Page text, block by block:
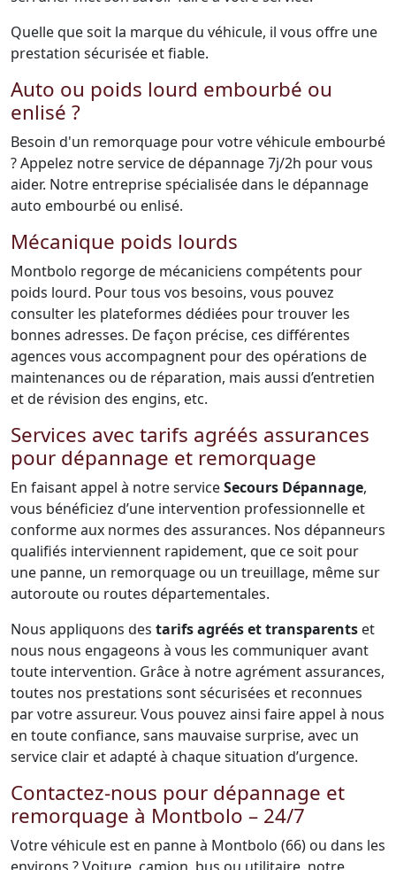
Quelle que soit la marque du véhicule, il vous offre une
prestation sécurisée et fiable.
Auto ou poids lourd embourbé ou
enlisé ?
Besoin d'un remorquage pour votre véhicule embourbé
? Appelez notre service de dépannage 7j/2h pour vous
aider. Notre entreprise spécialisée dans le dépannage
auto embourbé ou enlisé.
Mécanique poids lourds
Montbolo regorge de mécaniciens compétents pour
poids lourd. Pour tous vos besoins, vous pouvez
consulter les plateformes dédiées pour trouver les
bonnes adresses. De façon précise, ces différentes
agences vous accompagnent pour des opérations de
maintenances ou de réparation, mais aussi d’entretien
et de révision des engins, etc.
Services avec tarifs agréés assurances
pour dépannage et remorquage
En faisant appel à notre serviceSecours Dépannage,
vous bénéficiez d’une intervention professionnelle et
conforme aux normes des assurances. Nos dépanneurs
qualifiés interviennent rapidement, que ce soit pour
une panne, un remorquage ou un treuillage, même sur
autoroute ou routes départementales.
Nous appliquons des tarifs agréés et transparents et
nous nous engageons à vous les communiquer avant
toute intervention. Grâce à notre agrément assurances,
toutes nos prestations sont sécurisées et reconnues
par votre assureur. Vous pouvez ainsi faire appel à nous
en toute confiance, sans mauvaise surprise, avec un
service clair et adapté à chaque situation d’urgence.
Contactez-nous pour dépannage et
remorquage à Montbolo – 24/7
Votre véhicule est en panne à Montbolo (66) ou dans les